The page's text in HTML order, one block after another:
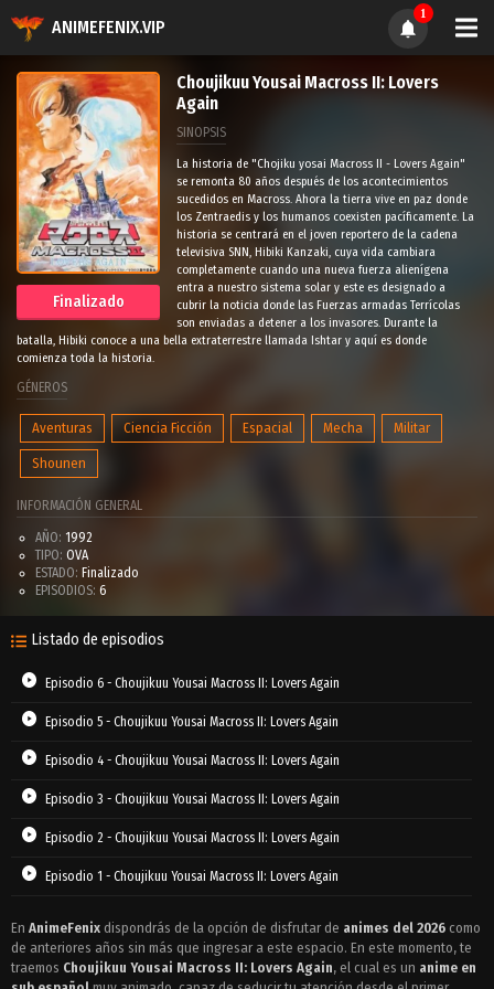
ANIMEFENIX.VIP
1
Finalizado
Choujikuu Yousai Macross II: Lovers
Again
SINOPSIS
La historia de "Chojiku yosai Macross II - Lovers Again"
se remonta 80 años después de los acontecimientos
sucedidos en Macross. Ahora la tierra vive en paz donde
los Zentraedis y los humanos coexisten pacíficamente. La
historia se centrará en el joven reportero de la cadena
televisiva SNN, Hibiki Kanzaki, cuya vida cambiara
completamente cuando una nueva fuerza alienígena
entra a nuestro sistema solar y este es designado a
cubrir la noticia donde las Fuerzas armadas Terrícolas
son enviadas a detener a los invasores. Durante la
batalla, Hibiki conoce a una bella extraterrestre llamada Ishtar y aquí es donde
comienza toda la historia.
GÉNEROS
Aventuras Ciencia Ficción Espacial Mecha Militar
Shounen
INFORMACIÓN GENERAL
AÑO: 1992
TIPO: OVA
ESTADO: Finalizado
EPISODIOS: 6
Listado de episodios
Episodio 6 - Choujikuu Yousai Macross II: Lovers Again
Episodio 5 - Choujikuu Yousai Macross II: Lovers Again
Episodio 4 - Choujikuu Yousai Macross II: Lovers Again
Episodio 3 - Choujikuu Yousai Macross II: Lovers Again
Episodio 2 - Choujikuu Yousai Macross II: Lovers Again
Episodio 1 - Choujikuu Yousai Macross II: Lovers Again
En AnimeFenix dispondrás de la opción de disfrutar de animes del 2026 como
de anteriores años sin más que ingresar a este espacio. En este momento, te
traemos Choujikuu Yousai Macross II: Lovers Again, el cual es un anime en